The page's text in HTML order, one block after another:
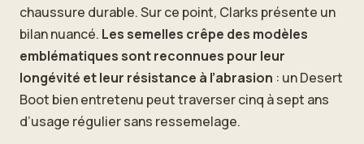
chaussure durable. Sur ce point, Clarks présente un
bilan nuancé. Les semelles crêpe des modèles
emblématiques sont reconnues pour leur
longévité et leur résistance à l’abrasion : un Desert
Boot bien entretenu peut traverser cinq à sept ans
d’usage régulier sans ressemelage.